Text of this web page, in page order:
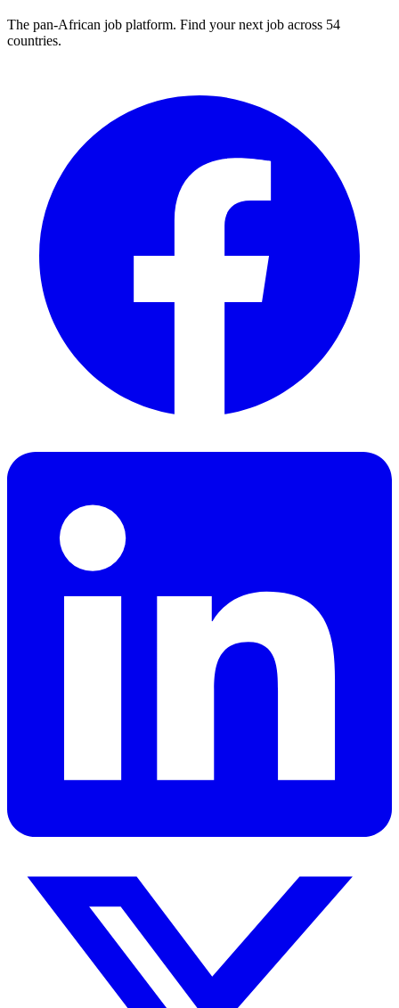
The pan-African job platform. Find your next job across 54
countries.